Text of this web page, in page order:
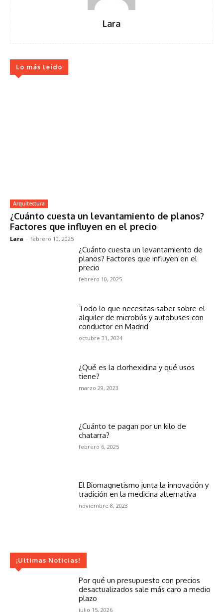
Lara
Lo más leído
Arquitectura
¿Cuánto cuesta un levantamiento de planos?
Factores que influyen en el precio
Lara - febrero 10, 2025
¿Cuánto cuesta un levantamiento de
planos? Factores que influyen en el
precio
febrero 10, 2025
Todo lo que necesitas saber sobre el
alquiler de microbús y autobuses con
conductor en Madrid
octubre 31, 2024
¿Qué es la clorhexidina y qué usos
tiene?
marzo 29, 2023
¿Cuánto te pagan por un kilo de
chatarra?
febrero 6, 2025
El Biomagnetismo junta la innovación y
tradición en la medicina alternativa
noviembre 8, 2023
¡Ultimas Noticias!
Por qué un presupuesto con precios
desactualizados sale más caro a medio
plazo
julio 15, 2026